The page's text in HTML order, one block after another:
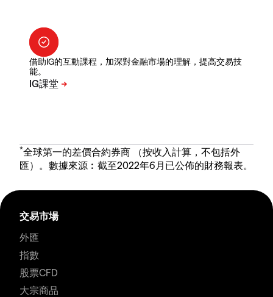
借助IG的互動課程，加深對金融市場的理解，提高交易技
能。
*全球第一的差價合約券商 （按收入計算，不包括外
匯）。數據來源︰截至2022年6月已公佈的財務報表。
交易市場
外匯
指數
股票CFD
大宗商品